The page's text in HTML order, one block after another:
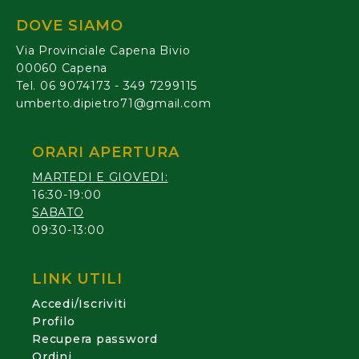
DOVE SIAMO
Via Provinciale Capena Bivio
00060 Capena
Tel. 06 9074173 - 349 7299115
umberto.dipietro71@gmail.com
ORARI APERTURA
MARTEDI E GIOVEDI:
16:30-19:00
SABATO
09:30-13:00
LINK UTILI
Accedi/Iscriviti
Profilo
Recupera password